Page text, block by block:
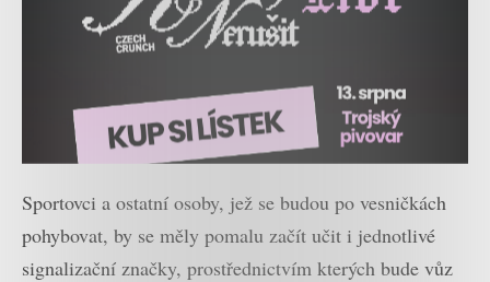
Sportovci a ostatní osoby, jež se budou po vesničkách
pohybovat, by se měly pomalu začít učit i jednotlivé
signalizační značky, prostřednictvím kterých bude vůz